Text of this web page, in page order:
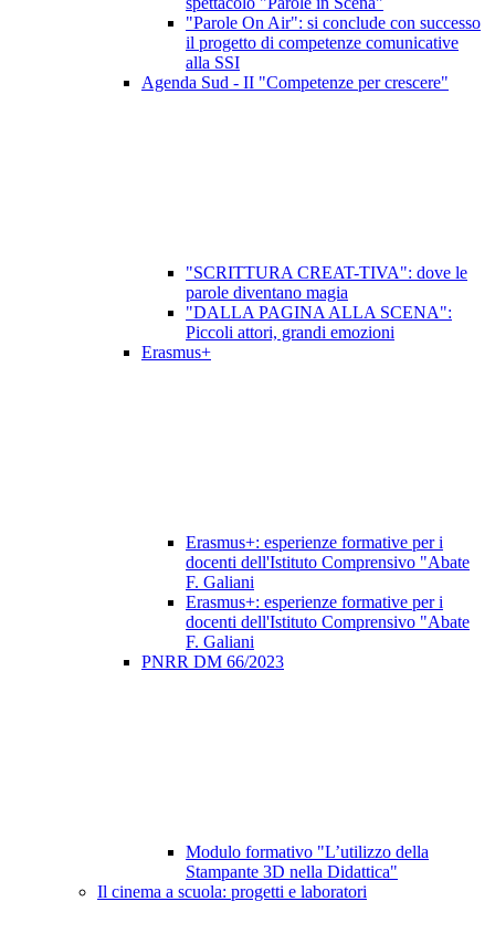
"Parole On Air": si conclude con successo
il progetto di competenze comunicative
alla SSI
Agenda Sud - II "Competenze per crescere"
"SCRITTURA CREAT-TIVA": dove le
parole diventano magia
"DALLA PAGINA ALLA SCENA":
Piccoli attori, grandi emozioni
Erasmus+
Erasmus+: esperienze formative per i
docenti dell'Istituto Comprensivo "Abate
F. Galiani
Erasmus+: esperienze formative per i
docenti dell'Istituto Comprensivo "Abate
F. Galiani
PNRR DM 66/2023
Modulo formativo "L’utilizzo della
Stampante 3D nella Didattica"
Il cinema a scuola: progetti e laboratori